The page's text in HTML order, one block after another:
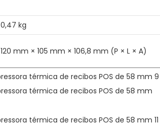
0,47 kg
120 mm × 105 mm × 106,8 mm (P × L × A)